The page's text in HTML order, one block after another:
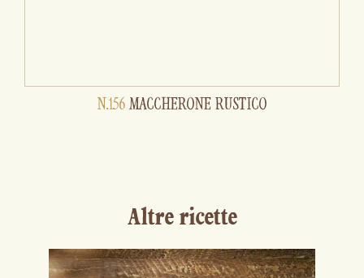
N.156MACCHERONE RUSTICO
Altre ricette